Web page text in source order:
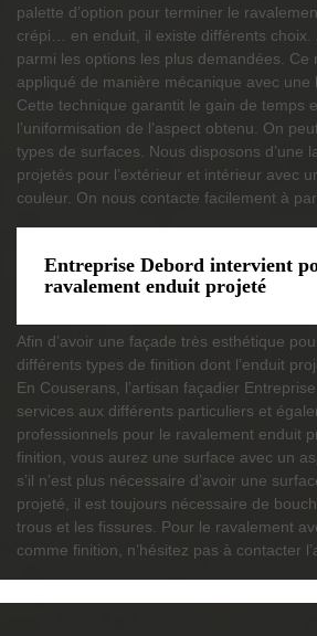
palette d’option pour terminer le
crépi… en enduit, il existe différents choix.
parmi les options les plus demandées. Ce
appliqué de manière mécanique avec une
Cette technique garantit le gain de temps
l’uniformisation de l’aspect obtenu. On
types de surfaces. Nous disposons d’une
projetés pour l’extérieur et intérieur avec
couleur. On nous contacte facilement à
Entreprise Debord intervient
ravalement enduit projeté
Afin d’avoir une façade très esthétique
différents types de finition dont l’enduit
En Couserans, l’artisan façadier
services aux différents particuliers et
professionnels pour le ravalement enduit
finition, vous aurez une surface avec un
s’il n’est plus nécessaire d’avoir une
projeté, il est toujours nécessaire de
trous et les fissures. Pour le ravalement
comme finition, n’hésitez pas à contacter